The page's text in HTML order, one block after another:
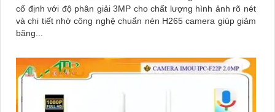
cố định với độ phân giải 3MP cho chất lượng hình ảnh rõ nét
và chi tiết nhờ công nghệ chuẩn nén H265 camera giúp giảm
băng...